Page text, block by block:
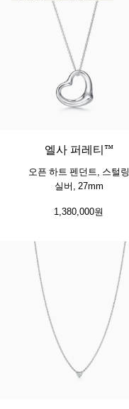
엘사 퍼레티™
오픈 하트 펜던트, 스털링
실버, 27mm
1,380,000원